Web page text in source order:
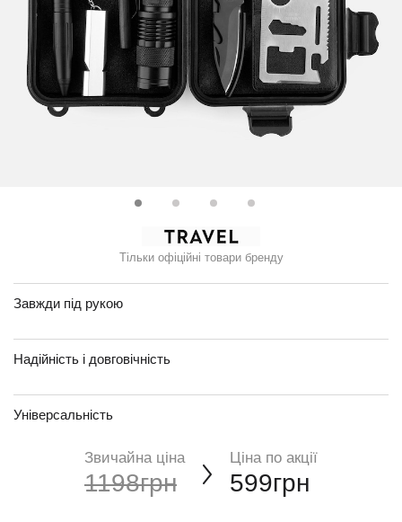
Тільки офіційні товари бренду
Завжди під рукою
Надійність і довговічність
Універсальність
Звичайна ціна
1198грн
Ціна по акції
599грн